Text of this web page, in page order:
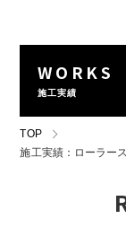
WORKS
施工実績
TOP
施工実績：ローラー